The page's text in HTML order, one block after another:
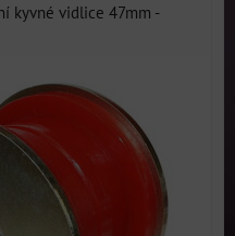
kyvné vidlice 47mm -